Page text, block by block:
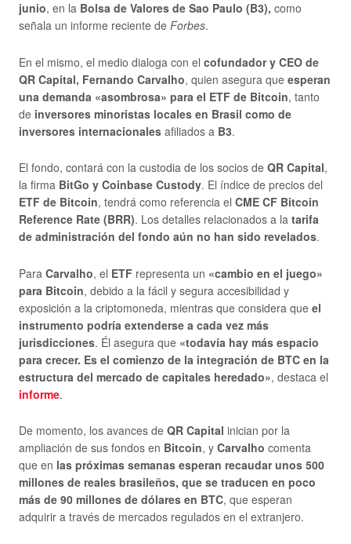
junio, en la Bolsa de Valores de Sao Paulo (B3), como
señala un informe reciente de Forbes.
En el mismo, el medio dialoga con el cofundador y CEO de
QR Capital, Fernando Carvalho, quien asegura que esperan
una demanda «asombrosa» para el ETF de Bitcoin, tanto
de inversores minoristas locales en Brasil como de
inversores internacionales afiliados a B3.
El fondo, contará con la custodia de los socios de QR Capital,
la firma BitGo y Coinbase Custody. El índice de precios del
ETF de Bitcoin, tendrá como referencia el CME CF Bitcoin
Reference Rate (BRR). Los detalles relacionados a la tarifa
de administración del fondo aún no han sido revelados.
Para Carvalho, el ETF representa un «cambio en el juego»
para Bitcoin, debido a la fácil y segura accesibilidad y
exposición a la criptomoneda, mientras que considera que el
instrumento podría extenderse a cada vez más
jurisdicciones. Él asegura que «todavía hay más espacio
para crecer. Es el comienzo de la integración de BTC en la
estructura del mercado de capitales heredado», destaca el
informe.
De momento, los avances de QR Capital inician por la
ampliación de sus fondos en Bitcoin, y Carvalho comenta
que en las próximas semanas esperan recaudar unos 500
millones de reales brasileños, que se traducen en poco
más de 90 millones de dólares en BTC, que esperan
adquirir a través de mercados regulados en el extranjero.